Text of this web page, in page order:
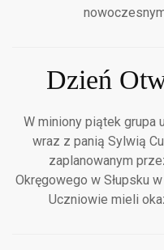
Dzień
W miniony piątek grupa
wraz z panią Sylwią
zaplanowanym
Okręgowego w Słupsku
Uczniowie mieli